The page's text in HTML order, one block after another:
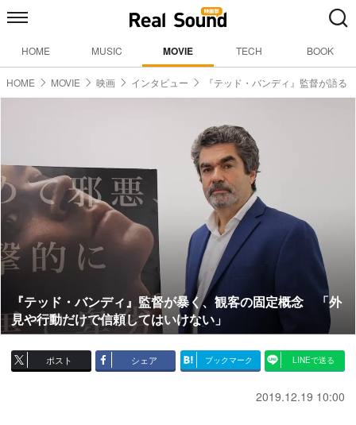
HOME MUSIC MOVIE TECH BOOK
HOME MOVIE 映画 インタビュー 『テッド・バンディ』監督が語る
『テッド・バンディ』監督が暴く、観客の固定概念 「外
見や行動だけで信頼してはいけない」
ポスト シェア ブックマーク LINEで送る
2019.12.19 10:00